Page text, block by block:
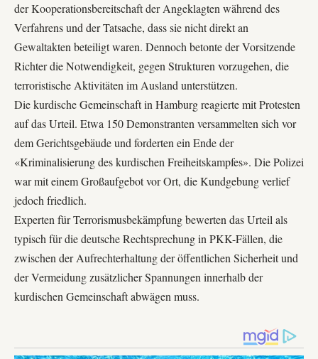
der Kooperationsbereitschaft der Angeklagten während des
Verfahrens und der Tatsache, dass sie nicht direkt an
Gewaltakten beteiligt waren. Dennoch betonte der Vorsitzende
Richter die Notwendigkeit, gegen Strukturen vorzugehen, die
terroristische Aktivitäten im Ausland unterstützen.
Die kurdische Gemeinschaft in Hamburg reagierte mit Protesten
auf das Urteil. Etwa 150 Demonstranten versammelten sich vor
dem Gerichtsgebäude und forderten ein Ende der
«Kriminalisierung des kurdischen Freiheitskampfes». Die Polizei
war mit einem Großaufgebot vor Ort, die Kundgebung verlief
jedoch friedlich.
Experten für Terrorismusbekämpfung bewerten das Urteil als
typisch für die deutsche Rechtsprechung in PKK-Fällen, die
zwischen der Aufrechterhaltung der öffentlichen Sicherheit und
der Vermeidung zusätzlicher Spannungen innerhalb der
kurdischen Gemeinschaft abwägen muss.